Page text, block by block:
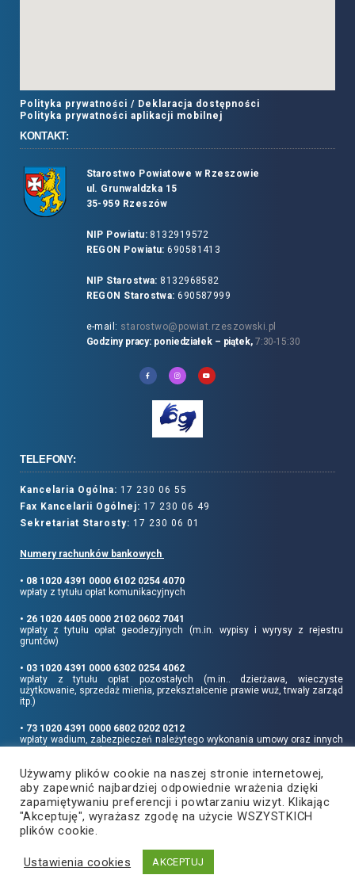
Polityka prywatności / Deklaracja dostępności
Polityka prywatności aplikacji mobilnej
KONTAKT:
Starostwo Powiatowe w Rzeszowie
ul. Grunwaldzka 15
35-959 Rzeszów
NIP Powiatu:8132919572
REGON Powiatu: 690581413
NIP Starostwa: 8132968582
REGON Starostwa: 690587999
e-mail: starostwo@powiat.rzeszowski.pl
Godziny pracy: poniedziałek – piątek, 7:30-15:30
TELEFONY:
Kancelaria Ogólna: 17 230 06 55
Fax Kancelarii Ogólnej: 17 230 06 49
Sekretariat Starosty: 17 230 06 01
Numery rachunków bankowych
• 08 1020 4391 0000 6102 0254 4070
wpłaty z tytułu opłat komunikacyjnych
• 26 1020 4405 0000 2102 0602 7041
wpłaty z tytułu opłat geodezyjnych (m.in. wypisy i wyrysy z rejestru
gruntów)
• 03 1020 4391 0000 6302 0254 4062
wpłaty z tytułu opłat pozostałych (m.in.. dzierżawa, wieczyste
użytkowanie, sprzedaż mienia, przekształcenie prawie wuż, trwały zarząd
itp.)
• 73 1020 4391 0000 6802 0202 0212
wpłaty wadium, zabezpieczeń należytego wykonania umowy oraz innych
Informujemy, że opłatę skarbową należy uiszczać na rachunek Urzędu
Miasta Rzeszowa:
• 90 1240 6960 3851 0062 0000 0423
Copyright2021©
ZETO-RZESZÓW Sp. z o.o.
Używamy plików cookie na naszej stronie internetowej,
aby zapewnić najbardziej odpowiednie wrażenia dzięki
zapamiętywaniu preferencji i powtarzaniu wizyt. Klikając
"Akceptuję", wyrażasz zgodę na użycie WSZYSTKICH
plików cookie.
Ustawienia cookies AKCEPTUJ